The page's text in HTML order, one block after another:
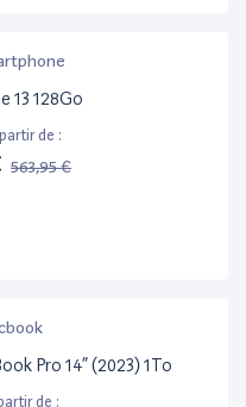
13 128Go
de :
563,95 €
Pro 14” (2023) 1To
de :